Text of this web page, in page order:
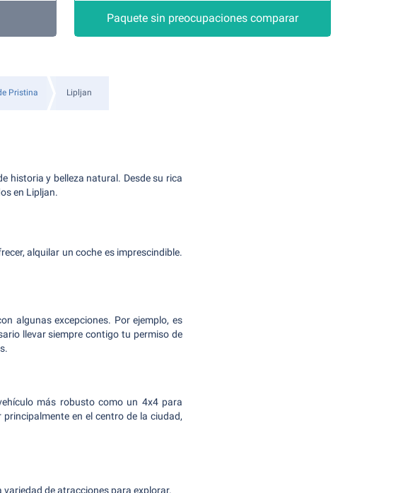
Paquete sin preocupaciones comparar
Pristina Lipljan
historia y belleza natural. Desde su rica
en Lipljan.
alquilar un coche es imprescindible.
algunas excepciones. Por ejemplo, es
llevar siempre contigo tu permiso de
más robusto como un 4x4 para
en el centro de la ciudad,
de atracciones para explorar.